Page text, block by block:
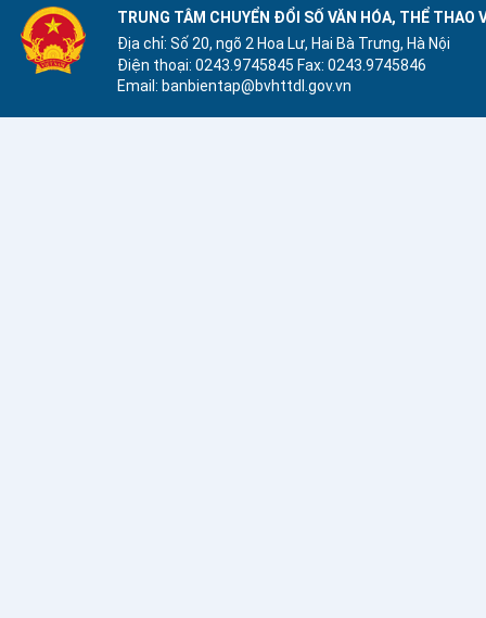
24/09/2025
TRUNG TÂM CHUYỂN ĐỔI SỐ VĂN HÓA, THỂ THAO
Địa chỉ: Số 20, ngõ 2 Hoa Lư, Hai Bà Trưng, Hà Nội
Điện thoại: 0243.9745845 Fax: 0243.9745846
Email: banbientap@bvhttdl.gov.vn